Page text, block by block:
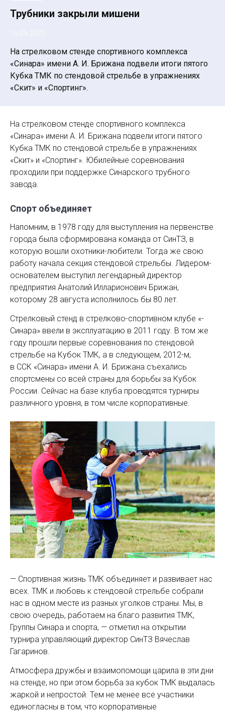
Трубники закрыли мишени
На стрелковом стенде спортивного комплекса
«Синара» имени А. И. Брижана подвели итоги пятого
Кубка ТМК по стендовой стрельбе в упражнениях
«Скит» и «Спортинг».
На стрелковом стенде спортивного комплекса
«Синара» имени А. И. Брижана подвели итоги пятого
Кубка ТМК по стендовой стрельбе в упражнениях
«Скит» и «Спортинг». Юбилейные соревнования
проходили при поддержке Синарского трубного
завода.
Спорт объединяет
Напомним, в 1978 году для выступ­ления на первенстве
города была сформирована команда от СинТЗ, в
которую вошли охотники-любители. Тогда же свою
работу начала секция стендовой стрельбы. Лидером-
основателем выступил легендарный директор
предприятия Анатолий Илларионович Брижан,
которому 28 августа исполнилось бы 80 лет.
Стрелковый стенд в стрелково-спортивном клубе «­
Синара» ввели в эксплуатацию в 2011 году. В том же
году прошли первые соревнования по стендовой
стрельбе на Кубок ТМК, а в следующем, ­2012-м,
в ССК «Синара» имени А. И. Брижана съехались
спортсмены со всей страны для борьбы за Кубок
России. Сейчас на базе клуба проводятся турниры
различного уровня, в том числе корпоративные.
— Спортивная жизнь ТМК объединяет и развивает нас
всех. ТМК и любовь к стендовой стрельбе собрали
нас в одном месте из разных уголков страны. Мы, в
свою очередь, работаем на благо развития ТМК,
Группы Синара и спорта, — отметил на открытии
турнира управляющий директор СинТЗ Вячеслав
Гагаринов.
Атмосфера дружбы и взаимопомощи царила в эти дни
на стенде, но при этом борьба за кубок ТМК выдалась
жаркой и непростой. Тем не менее все участники
единогласны в том, что корпоративные